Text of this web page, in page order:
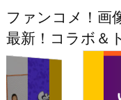
ファンコメ！画
最新！コラボ＆